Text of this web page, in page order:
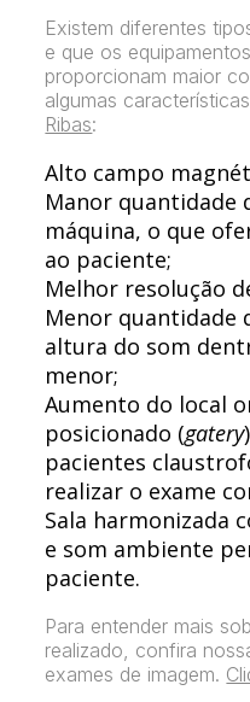
Existem diferentes
e que os
proporcionam maior
algumas
Ribas:
Alto campo
Manor quantidade
máquina, o que
ao paciente;
Melhor resolução
Menor quantidade
altura do som
menor;
Aumento do local
posicionado (gatery
pacientes
realizar o exame
Sala harmonizada
e som ambiente
paciente.
Para entender mais
realizado, confira
exames de imagem.